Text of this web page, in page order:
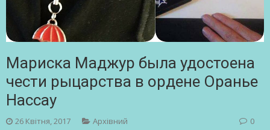
Мариска Маджур была удостоена
чести рыцарства в ордене Оранье
Нассау
26 Квітня, 2017 Архівний 0